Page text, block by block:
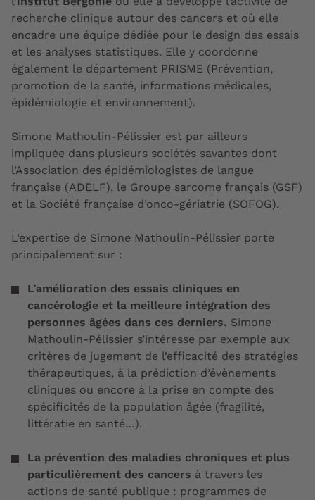
recherche clinique autour des cancers et où elle
encadre une équipe dédiée pour le design des essais
et les analyses statistiques. Elle y coordonne
également le département PRISME (Prévention,
promotion de la santé, informations médicales,
épidémiologie et environnement).
Simone Mathoulin-Pélissier est par ailleurs
impliquée dans plusieurs sociétés savantes dont
l’Association des épidémiologistes de langue
française (ADELF), le Groupe sarcome français (GSF)
et la Société française d’onco-gériatrie (SOFOG).
L’expertise de Simone Mathoulin-Pélissier porte
principalement sur :
L’amélioration des essais cliniques en
cancérologie et la meilleure intégration des
personnes âgées dans ces derniers. Simone
Mathoulin-Pélissier s’intéresse par exemple aux
critères de jugement de l’efficacité des stratégies
thérapeutiques, à la prédiction d’évènements
cliniques ou encore à la prise en compte des
spécificités de la population âgée (fragilité,
littératie en santé…).
La prévention des maladies chroniques et plus
particulièrement des cancers à travers les
actions de santé publique : programmes de